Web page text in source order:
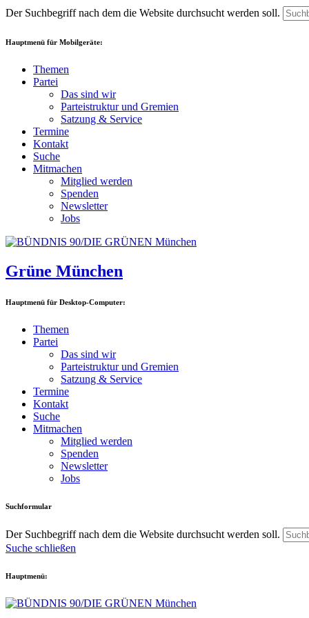
Der Suchbegriff nach dem die Website durchsucht werden soll.
Hauptmenü für Mobilgeräte:
Themen
Partei
Das sind wir
Parteistruktur und Gremien
Satzung & Service
Termine
Kontakt
Suche
Mitmachen
Mitglied werden
Spenden
Newsletter
Jobs
Grüne München
Hauptmenü für Desktop-Computer:
Themen
Partei
Das sind wir
Parteistruktur und Gremien
Satzung & Service
Termine
Kontakt
Suche
Mitmachen
Mitglied werden
Spenden
Newsletter
Jobs
Suchformular
Der Suchbegriff nach dem die Website durchsucht werden soll.
Suche schließen
Hauptmenü: